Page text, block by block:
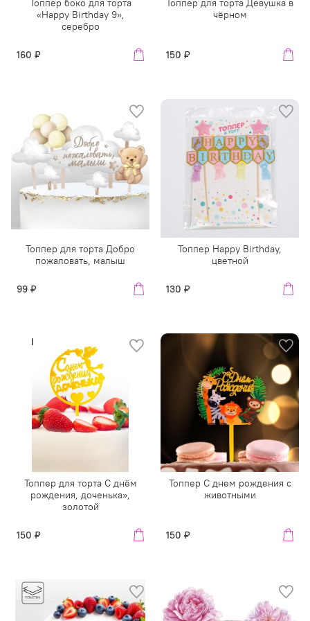
Топпер боко для торта
«Happy Birthday 9»,
серебро
160 ₽
Топпер для торта Девушка в
чёрном
150 ₽
Топпер для торта Добро
пожаловать, малыш
99 ₽
Топпер Happy Birthday,
цветной
130 ₽
Топпер для торта С днём
рождения, доченька»,
золотой
150 ₽
Топпер С днем рождения с
животными
150 ₽